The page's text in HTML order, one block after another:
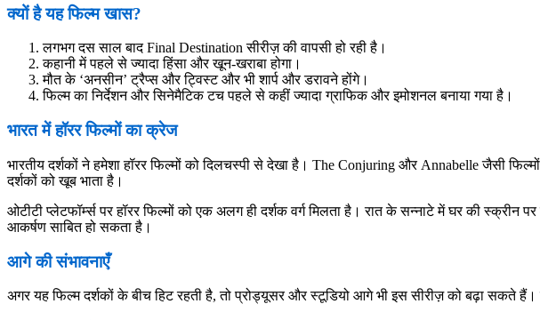
क्यों है यह फिल्म खास?
लगभग दस साल बाद Final Destination सीरीज़ की वापसी हो रही है।
कहानी में पहले से ज्यादा हिंसा और खून-खराबा होगा।
मौत के ‘अनसीन’ ट्रैप्स और ट्विस्ट और भी शार्प और डरावने होंगे।
फिल्म का निर्देशन और सिनेमैटिक टच पहले से कहीं ज्यादा ग्राफिक और इमोशनल बनाया गया है।
भारत में हॉरर फिल्मों का क्रेज
भारतीय दर्शकों ने हमेशा हॉरर फिल्मों को दिलचस्पी से देखा है। The Conjuring और Annabelle जैसी
दर्शकों को खूब भाता है।
ओटीटी प्लेटफॉर्म्स पर हॉरर फिल्मों को एक अलग ही दर्शक वर्ग मिलता है। रात के सन्नाटे में घर की
आकर्षण साबित हो सकता है।
आगे की संभावनाएँ
अगर यह फिल्म दर्शकों के बीच हिट रहती है, तो प्रोड्यूसर और स्टूडियो आगे भी इस सीरीज़ को बढ़ा सकते हैं।